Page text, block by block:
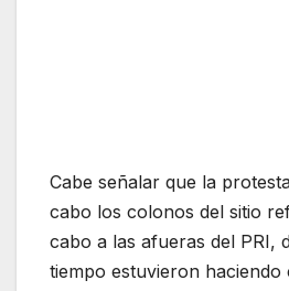
Cabe señalar que la
cabo los colonos del sitio
cabo a las afueras del PRI,
tiempo estuvieron